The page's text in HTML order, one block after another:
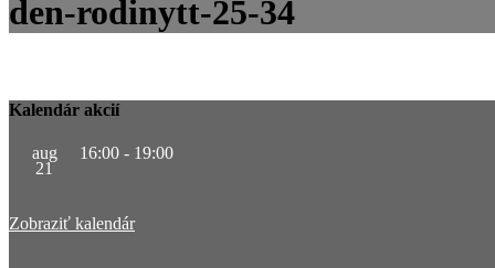
den-rodinytt-25-34
Kalendár akcií
aug
21
16:00 - 19:00
Zobraziť kalendár